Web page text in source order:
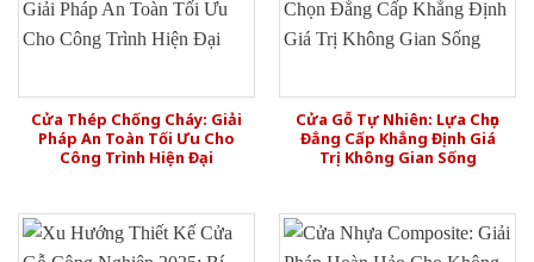
Cửa Thép Chống Cháy: Giải
Pháp An Toàn Tối Ưu Cho
Công Trình Hiện Đại
Cửa Gỗ Tự Nhiên: Lựa Chọn
Đẳng Cấp Khẳng Định Giá
Trị Không Gian Sống